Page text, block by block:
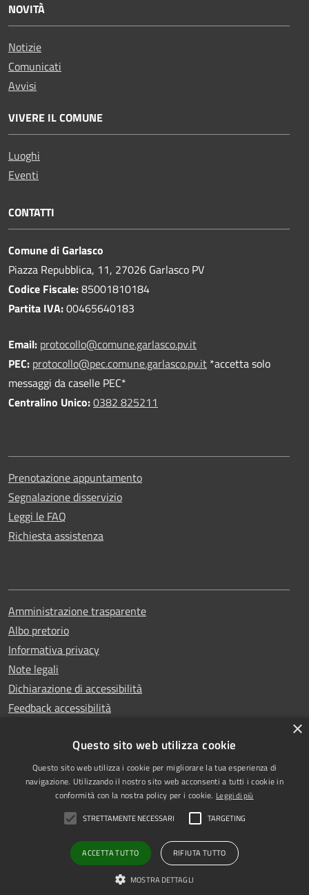
NOVITÀ
Notizie
Comunicati
Avvisi
VIVERE IL COMUNE
Luoghi
Eventi
CONTATTI
Comune di Garlasco
Piazza Repubblica, 11, 27026 Garlasco PV
Codice Fiscale:85001810184
Partita IVA:00465640183
Email: protocollo@comune.garlasco.pv.it
PEC: protocollo@pec.comune.garlasco.pv.it *accetta solo
messaggi da caselle PEC*
Centralino Unico:0382 825211
Prenotazione appuntamento
Segnalazione disservizio
Leggi le FAQ
Richiesta assistenza
Amministrazione trasparente
Albo pretorio
Informativa privacy
Note legali
Dichiarazione di accessibilità
Feedback accessibilità
RSS
Accessibilità
Mappa del sito
Copyright © 2025
Comune di Garlasco
×
Questo sito web utilizza cookie
Questo sito web utilizza i cookie per migliorare la tua esperienza di
navigazione. Utilizzando il nostro sito web acconsenti a tutti i cookie in
conformità con la nostra policy per i cookie. Leggi di più
STRETTAMENTE NECESSARI TARGETING
ACCETTA TUTTO RIFIUTA TUTTO
MOSTRA DETTAGLI